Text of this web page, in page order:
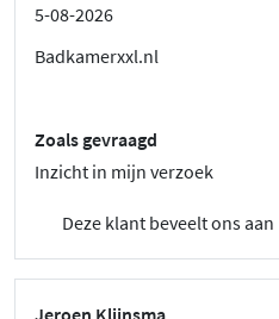
5-08-2026
Badkamerxxl.nl
Zoals gevraagd
Inzicht in mijn verzoek
Deze klant beveelt ons aan
Jeroen Klijnsma